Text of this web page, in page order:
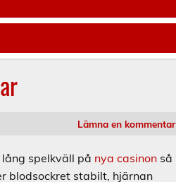
Lämna en kommentar
spelkväll på nya casinon så
blodsockret stabilt, hjärnan